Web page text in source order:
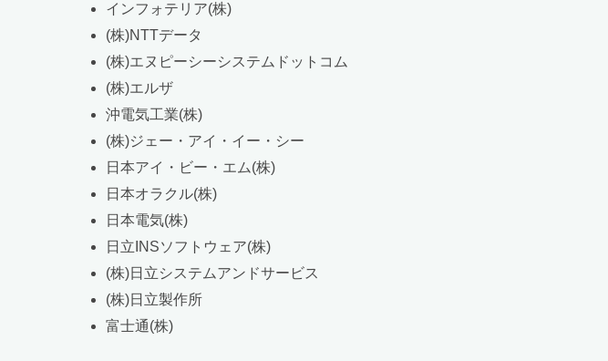
インフォテリア(株)
(株)NTTデータ
(株)エヌピーシーシステムドットコム
(株)エルザ
沖電気工業(株)
(株)ジェー・アイ・イー・シー
日本アイ・ビー・エム(株)
日本オラクル(株)
日本電気(株)
日立INSソフトウェア(株)
(株)日立システムアンドサービス
(株)日立製作所
富士通(株)